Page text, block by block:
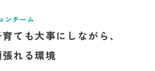
ンチーム
ても大事にしながら、
れる環境